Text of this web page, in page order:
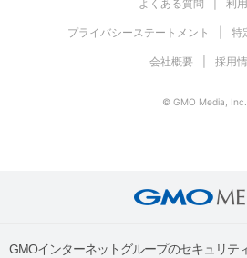
よくある質問 利
プライバシーステートメント 特
会社概要 採用
© GMO Media, Inc.
GMOインターネットグループのセキュリテ